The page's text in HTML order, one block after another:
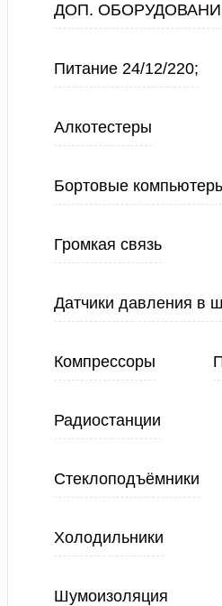
ДОП.
Питание 24/12/220;
Алкотестеры
Бортовые
Громкая связь
Датчики давления в
Компрессоры
Радиостанции
Стеклоподъёмники
Холодильники
Шумоизоляция